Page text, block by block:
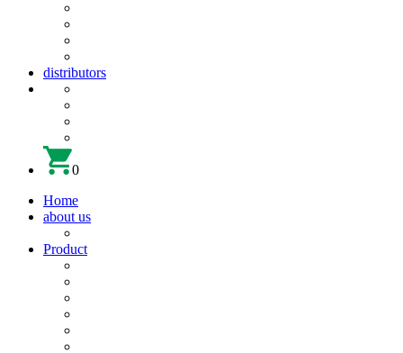
distributors
0
Home
about us
Product